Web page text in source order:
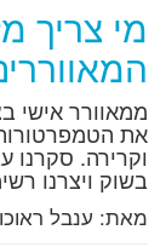
מי צריך
ממאוורר אישי
את
וקרירה. סקרנו
בשוק ויצרנו
מאת: ענבל